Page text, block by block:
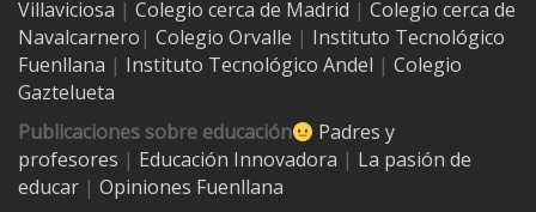
Villaviciosa | Colegio cerca de Madrid | Colegio cerca de
Navalcarnero | Colegio Orvalle | Instituto Tecnológico
Fuenllana | Instituto Tecnológico Andel | Colegio
Gaztelueta
Publicaciones sobre educación
Padres y
profesores | Educación Innovadora | La pasión de
educar | Opiniones Fuenllana